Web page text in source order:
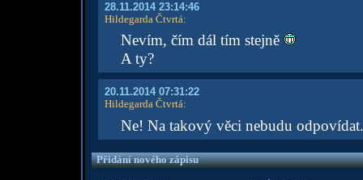
28.11.2014 23:14:46
Hildegarda Čtvrtá:
Nevím, čím dál tím stejně
A ty?
20.11.2014 07:31:22
Hildegarda Čtvrtá:
Ne! Na takový věci nebudu
Přidání nového zápisu